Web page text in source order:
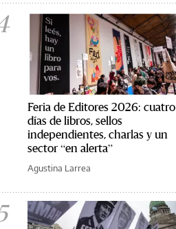
Feria de Editores 2026: cuatro
días de libros, sellos
independientes, charlas y un
sector “en alerta”
Agustina Larrea